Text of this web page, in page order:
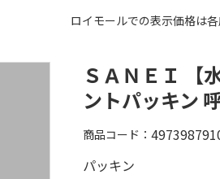
ロイモールでの表示価格は
ＳＡＮＥＩ 【
ントパッキン
商品コード
パッキン